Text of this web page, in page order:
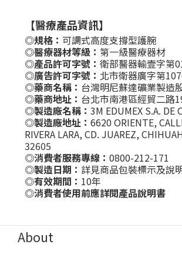
【醫療產品資訊】
◎規格： 可調式高度支撐型護腕
◎醫療器材等級： 第一級醫療器材
◎產品許可字號： 衛部醫器輸壹字第
◎廣告許可字號： 北市衛器廣字第
◎藥商名稱： 台灣明尼蘇達礦業製造
◎藥商地址： 台北市南港區經貿二路
◎製造廠名稱： 3M EDUMEX S.A. DE
◎製造廠地址： 6620 ORIENTE,
RIVERA LARA, CD. JUAREZ,
32605
◎消費者服務專線： 0800-212-171
◎製造日期： 詳見商品包裝標示及說
◎有效期間： 10年
◎消費者使用前應詳閱產品說明書
About